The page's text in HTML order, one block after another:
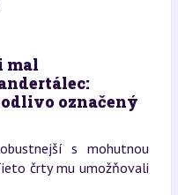
mal
označený
s mohutnou
črty mu umožňovali